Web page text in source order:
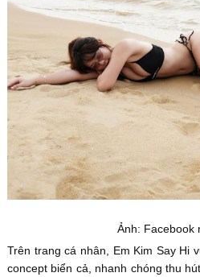
Ảnh: Facebook
Trên trang cá nhân, Em Kim Say Hi
concept biển cả, nhanh chóng thu